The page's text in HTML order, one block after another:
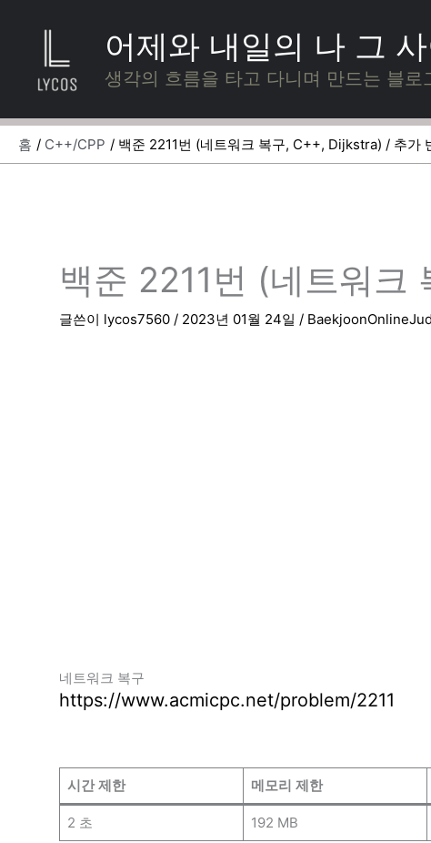
너
기
어제와 내일의 나 그
생각의 흐름을 타고 다니며 만드는 블로
홈 C++/CPP 백준 2211번 (네트워크 복구, C++, Dijkstra) / 추가
백준 2211번 (네트워
글쓴이 lycos7560 / 2023년 01월 24일 /
네트워크 복구
https://www.acmicpc.net/problem/2211
시간 제한 메모리 제한
2 초 192 MB